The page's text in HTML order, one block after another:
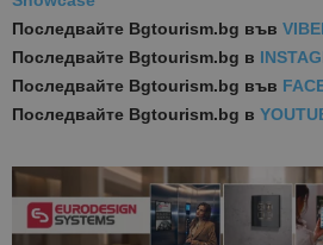
Последвайте Bgtourism.bg във
Последвайте Bgtourism.bg в
Последвайте Bgtourism.bg във
Последвайте Bgtourism.bg в